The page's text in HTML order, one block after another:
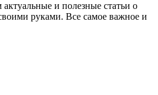
и полезные статьи о
руками. Все самое важное и